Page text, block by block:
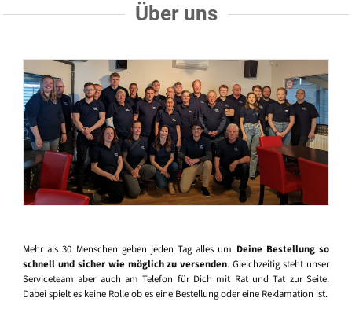
Über uns
Mehr als 30 Menschen geben jeden Tag alles um Deine Bestellung so
schnell und sicher wie möglich zu versenden. Gleichzeitig steht unser
Serviceteam aber auch am Telefon für Dich mit Rat und Tat zur Seite.
Dabei spielt es keine Rolle ob es eine Bestellung oder eine Reklamation ist.